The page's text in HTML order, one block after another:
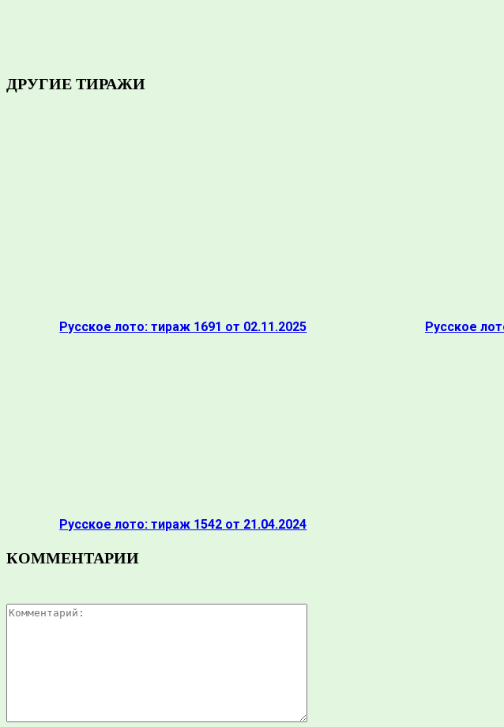
ДРУГИЕ ТИРАЖИ
Русское лото: тираж 1691 от 02.11.2025 Русское
Русское лото: тираж 1542 от 21.04.2024
КОММЕНТАРИИ